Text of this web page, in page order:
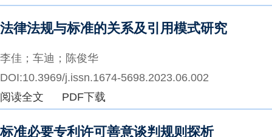
法律法规与标准的关系及引用模式研究
李佳；车迪；陈俊华
DOI:10.3969/j.issn.1674-5698.2023.06.002
阅读全文
PDF下载
标准必要专利许可善意谈判规则探析